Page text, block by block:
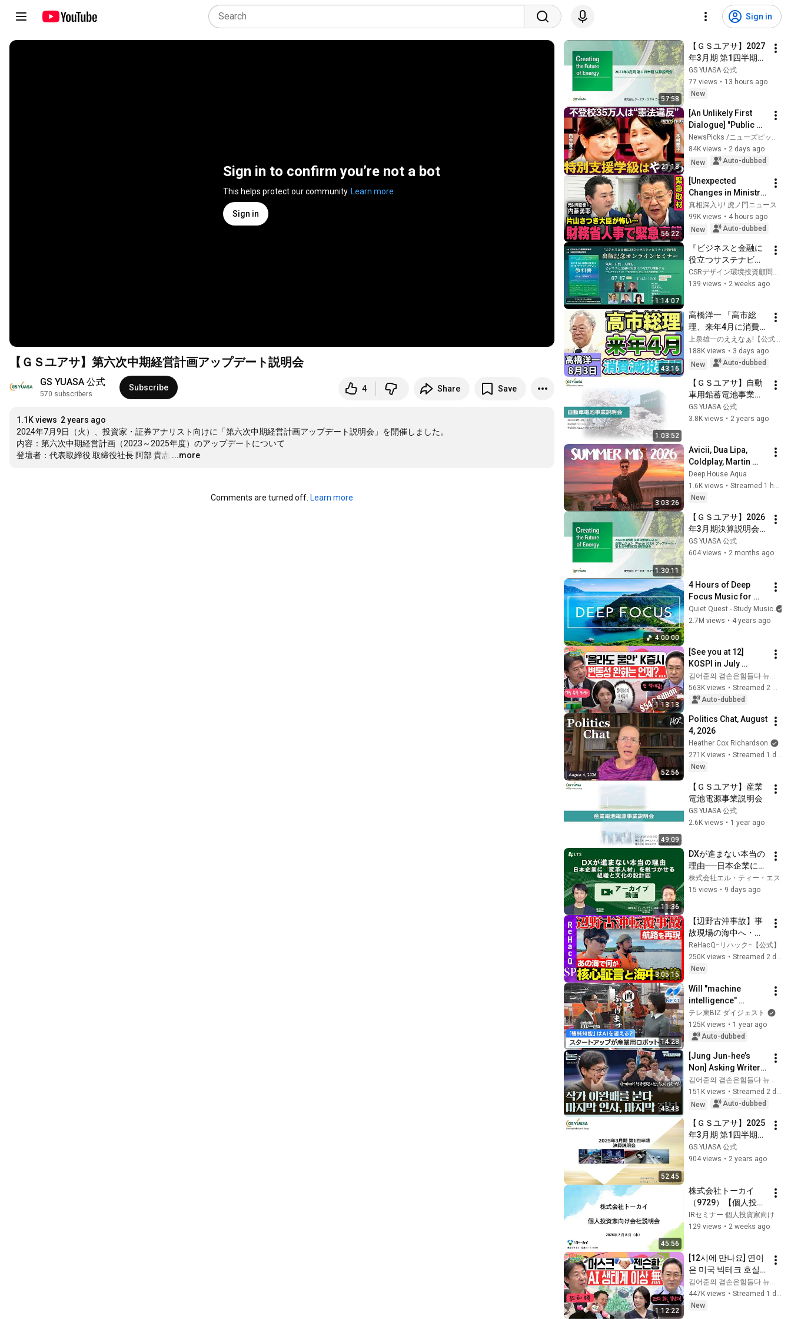
Sign in
Sign in to confirm you’re not a bot
This helps protect our community. Learn more
Sign in
【ＧＳユアサ】第六次中期経営計画アップデート説明会
GS YUASA 公式
570 subscribers
Subscribe 4 Share Save
1.1K views 2 years ago
2024年7月9日（火）、投資家・証券アナリスト向けに「第六次中期経営計画アップデート説明会」を開催しました。
内容：第六次中期経営計画（2023～2025年度）のアップデートについて
登壇者：代表取締役 取締役社長 阿部 貴志 …
...more
Comments are turned off. Learn more
57:58
【ＧＳユアサ】2027
年3月期 第1四半期決
算説明会
GS YUASA 公式
77 views • 13 hours ago
New
21:18
[An Unlikely First
Dialogue] "Public
School vs. Free
School": Opposing
Reformers Clash /
NewsPicks /ニューズピックス
84K views • 2 days ago
New
Auto-dubbed
56:22
[Unexpected
Changes in Ministry
of Finance
Personnel]
*Emergency
Former Bureaucr...
真相深入り! 虎ノ門ニュース
99K views • 4 hours ago
New
Auto-dubbed
1:14:07
『ビジネスと金融に
役立つサステナビリ
ティの教科書』 出版
記念オンラインセミ
金融の実務につなげ
て理解する～サステ
ナビリティを「一部
門の仕事」から「全
社の必修科目」へ～
CSRデザイン環境投資顧問株式会社
139 views • 2 weeks ago
43:16
高橋洋一 「高市総
理、来年4月に消費減
税を行うと表明」
「政府・日銀が６兆
～７兆円規模の為替
都構想関連法を巡
り、国民民主党の玉
木代表が苦言」８月
３日
上泉雄一のええなぁ!【公式】
188K views • 3 days ago
New
Auto-dubbed
1:03:52
【ＧＳユアサ】自動
車用鉛蓄電池事業説
明会
GS YUASA 公式
3.8K views • 2 years ago
3:03:26
Avicii, Dua Lipa,
Coldplay, Martin
Garrix & Kygo, The
Chainsmokers Style
- SUMMER DEEP
Deep House Aqua
1.6K views •
Streamed 1 hour ago
New
1:30:11
【ＧＳユアサ】2026
年3月期決算説明会お
よび長期ビジョン
（Vision2035）アッ
GS YUASA 公式
604 views • 2 months ago
4:00:00
4 Hours of Deep
Focus Music for
Studying -
Concentration
Quiet Quest - Study Music
2.7M views • 4 years ago
1:13:13
[See you at 12]
KOSPI in July
Searching for
Direction! Starting
Up Today... Is This
김어준의 겸손은힘들다 뉴스공장
563K views •
Streamed 2 weeks ago
Auto-dubbed
52:56
Politics Chat, August
4, 2026
Heather Cox Richardson
271K views •
Streamed 1 day ago
New
49:09
【ＧＳユアサ】産業
電池電源事業説明会
GS YUASA 公式
2.6K views • 1 year ago
11:36
DXが進まない本当の
理由──日本企業に
「変革人材」を根づ
かせる組織と文化の
株式会社エル・ティー・エス
15 views • 9 days ago
3:05:15
【辺野古沖事故】事
故現場の海中へ・あ
の日海上で全てを見
た核心証言
【ReHacQ高橋弘
忍】
ReHacQ−リハック−【公式】
250K views •
Streamed 2 days ago
New
14:28
Will "machine
intelligence"
surpass AI? Startup
revolutionizes
industrial robots
テレ東BIZ ダイジェスト
125K views • 1 year ago
Auto-dubbed
43:48
[Jung Jun-hee’s
Non] Asking Writer
Lee Wan-bae: Final
Farewell, Final
Question | Writer
김어준의 겸손은힘들다 뉴스공장
151K views •
Streamed 2 days ago
New
Auto-dubbed
52:45
【ＧＳユアサ】2025
年3月期 第1四半期決
算説明会
GS YUASA 公式
904 views • 2 years ago
45:56
株式会社トーカイ
（9729）【個人投資
家向けIRセミナー】
IRセミナー 個人投資家向け
129 views • 2 weeks ago
1:12:22
[12시에 만나요] 연이
은 미국 빅테크 호실
적에 오늘은 코스피
매수 사이드카! 코스
닥 800 안착 가능할
김어준의 겸손은힘들다 뉴스공장
447K views •
Streamed 1 day ago
New